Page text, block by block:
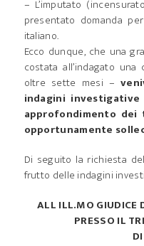
– L’imputato
presentato domanda
italiano.
Ecco dunque, che una
costata all’indagato
oltre sette mesi –
indagini
approfondimento dei
opportunamente
Di seguito la richiesta
frutto delle indagini
ALL ILL.MO GIUDICE
PRESSO IL